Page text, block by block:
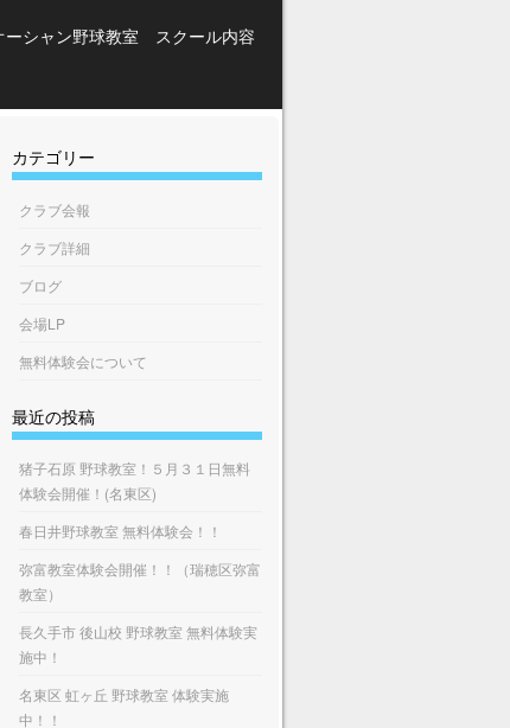
ーシャン野球教室 スクール内容
カテゴリー
クラブ会報
クラブ詳細
ブログ
会場LP
無料体験会について
最近の投稿
猪子石原 野球教室！５月３１日無料
体験会開催！(名東区)
春日井野球教室 無料体験会！！
弥富教室体験会開催！！（瑞穂区弥富
教室）
長久手市 後山校 野球教室 無料体験実
施中！
名東区 虹ヶ丘 野球教室 体験実施
中！！